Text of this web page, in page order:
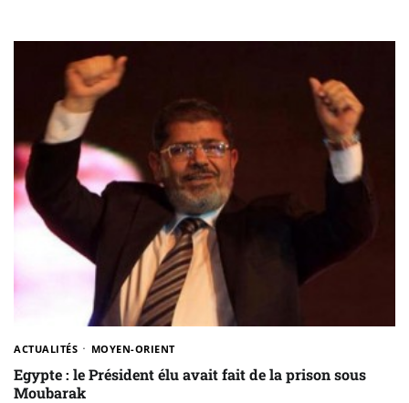
ACTUALITÉS MOYEN-ORIENT
Egypte : le Président élu avait fait de la prison sous
Moubarak